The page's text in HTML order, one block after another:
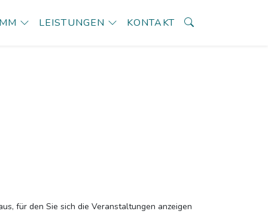
LEISTUNGEN KONTAKT
für den Sie sich die Veranstaltungen anzeigen